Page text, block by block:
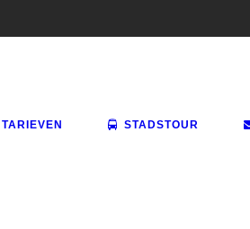
TARIEVEN STADSTOUR